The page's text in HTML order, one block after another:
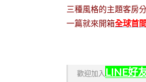
三種風格的主題客房
一篇就來開箱全球首
歡迎加入 LINE好